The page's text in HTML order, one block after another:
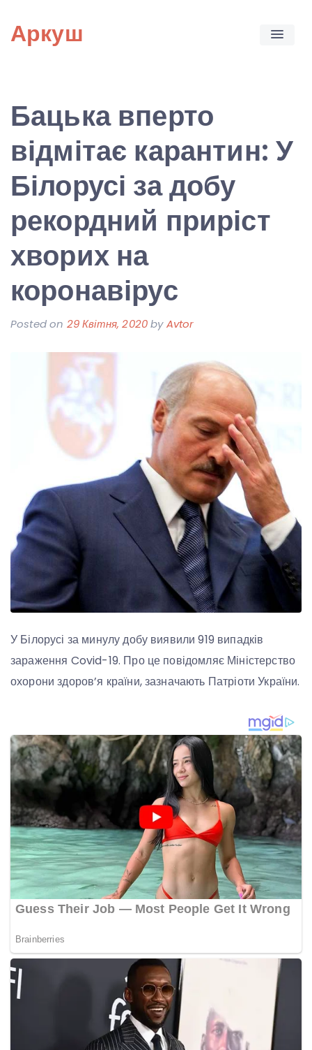
content
Аркуш
Бацька вперто
відмітає карантин: У
Білорусі за добу
рекордний приріст
хворих на
коронавірус
Posted on 29 Квітня, 2020byAvtor
У Білорусі за минулу добу виявили 919 випадків
зараження Covid-19. Про це повідомляє Міністерство
охорони здоров’я країни, зазначають Патріоти України.